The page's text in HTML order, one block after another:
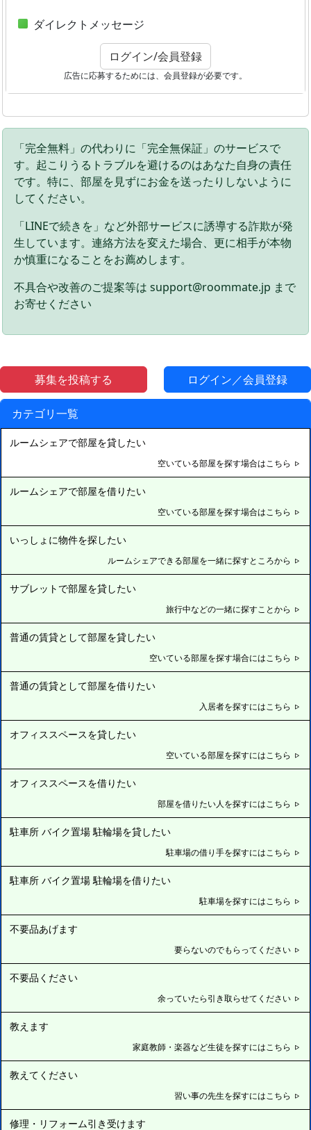
募集を投稿する ログイン／会員登録
カテゴリ一覧
ルームシェアで部屋を貸したい
空いている部屋を探す場合はこちら
ルームシェアで部屋を借りたい
空いている部屋を探す場合はこちら
いっしょに物件を探したい
ルームシェアできる部屋を一緒に探すところから
サブレットで部屋を貸したい
旅行中などの一緒に探すことから
普通の賃貸として部屋を貸したい
空いている部屋を探す場合にはこちら
普通の賃貸として部屋を借りたい
入居者を探すにはこちら
オフィススペースを貸したい
空いている部屋を探すにはこちら
オフィススペースを借りたい
部屋を借りたい人を探すにはこちら
駐車所 バイク置場 駐輪場を貸したい
駐車場の借り手を探すにはこちら
駐車所 バイク置場 駐輪場を借りたい
駐車場を探すにはこちら
不要品あげます
要らないのでもらってください
不要品ください
余っていたら引き取らせてください
教えます
家庭教師・楽器など生徒を探すにはこちら
教えてください
習い事の先生を探すにはこちら
修理・リフォーム引き受けます
ダイレクトメッセージ
ログイン/会員登録
広告に応募するためには、会員登録が必要です。
「完全無料」の代わりに「完全無保証」のサービスで
す。起こりうるトラブルを避けるのはあなた自身の責任
です。特に、部屋を見ずにお金を送ったりしないように
してください。
「LINEで続きを」など外部サービスに誘導する詐欺が発
生しています。連絡方法を変えた場合、更に相手が本物
か慎重になることをお薦めします。
不具合や改善のご提案等は support@roommate.jp まで
お寄せください